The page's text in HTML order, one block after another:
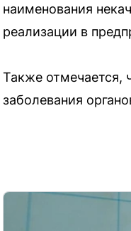
наименования
реализации в
Также отмечается,
заболевания